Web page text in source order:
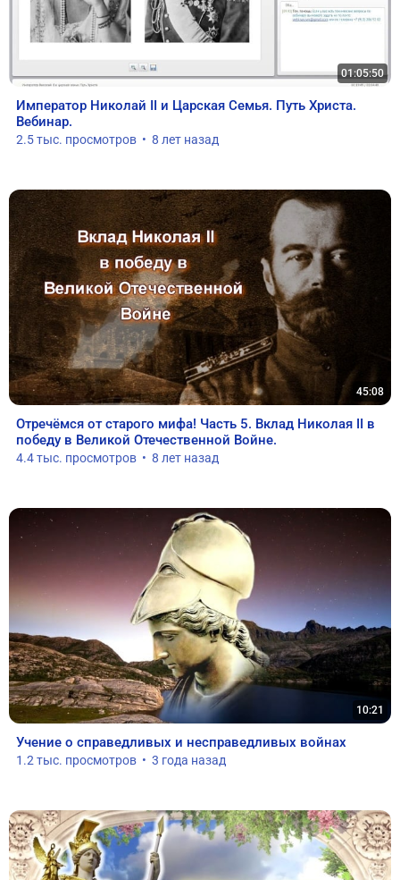
01:05:50
Император Николай II и Царская Семья. Путь Христа.
Вебинар.
2.5 тыс. просмотров  •  8 лет назад
45:08
Отречёмся от старого мифа! Часть 5. Вклад Николая II в
победу в Великой Отечественной Войне.
4.4 тыс. просмотров  •  8 лет назад
10:21
Учение о справедливых и несправедливых войнах
1.2 тыс. просмотров  •  3 года назад